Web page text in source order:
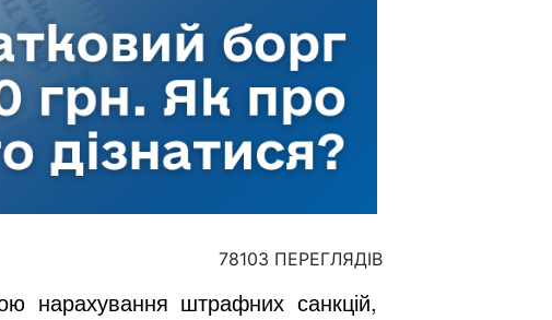
78103 ПЕРЕГЛЯДІВ
нарахування штрафних санкцій,